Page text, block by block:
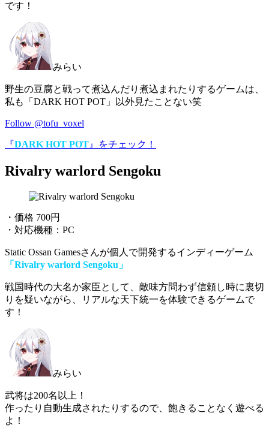
です！
みらい
野生の豆腐と戦って煮込んだり煮込まれたりするゲームは、
私も「DARK HOT POT」以外見たことない笑
Follow @tofu_voxel
『DARK HOT POT 』をチェック！
Rivalry warlord Sengoku
・価格 700円
・対応機種：PC
Static Ossan Gamesさんが個人で開発するインディーゲーム
「Rivalry warlord Sengoku」
戦国時代の大名か家臣として、 敵味方問わず信頼し時に裏切
りを疑いながら、リアルな天下統一を体験できるゲームで
す！
みらい
武将は200名以上！
作ったり自動生成されたりするので、飽きることなく遊べる
よ！